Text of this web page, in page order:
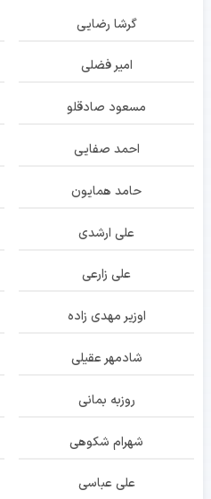
گرشا رضایی
امیر فضلی
مسعود صادقلو
احمد صفایی
حامد همایون
علی ارشدی
علی زارعی
اوزیر مهدی زاده
شادمهر عقیلی
روزبه بمانی
شهرام شکوهی
علی عباسی